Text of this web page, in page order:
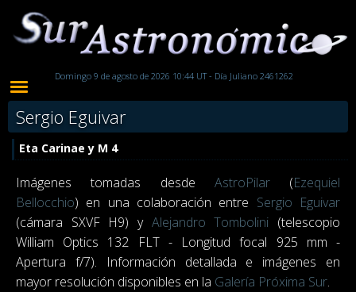
Domingo 9 de agosto de 2026 10:44 UT - Día Juliano 2461262
Sergio Eguivar
Eta Carinae y M 4
Imágenes tomadas desde AstroPilar(Ezequiel
Bellocchio) en una colaboración entre Sergio Eguivar
(cámara SXVF H9) y Alejandro Tombolini (telescopio
William Optics 132 FLT - Longitud focal 925 mm -
Apertura f/7). Información detallada e imágenes en
mayor resolución disponibles en la Galería Próxima Sur.